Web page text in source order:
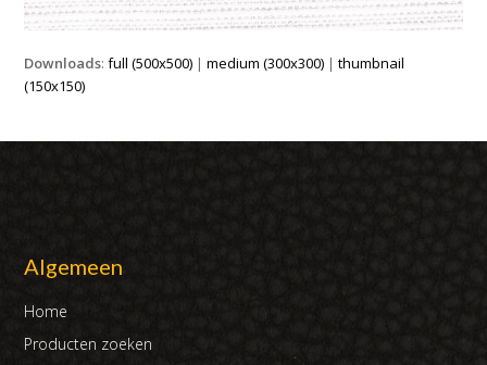
Downloads:full (500x500) |medium (300x300) |thumbnail
(150x150)
Algemeen
Home
Producten zoeken